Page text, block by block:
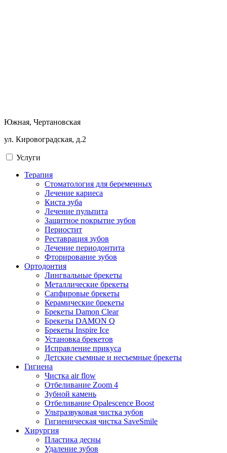
Южная, Чертановская
ул. Кировоградская, д.2
Услуги
Терапия
Стоматология для беременных
Лечение кариеса
Киста зуба
Лечение пульпита
Защитное покрытие зубов
Периостит
Реставрация зубов
Лечение периодонтита
Фторирование зубов
Ортодонтия
Лингвальные брекеты
Металлические брекеты
Сапфировые брекеты
Керамические брекеты
Брекеты Damon Clear
Брекеты DAMON Q
Брекеты Inspire Ice
Установка брекетов
Исправление прикуса
Детские съемные и несъемные брекеты
Гигиена
Чистка air flow
Отбеливание Zoom 4
Зубной камень
Отбеливание Opalescence Boost
Ультразвуковая чистка зубов
Гигиеническая чистка SaveSmile
Хирургия
Пластика десны
Удаление зубов